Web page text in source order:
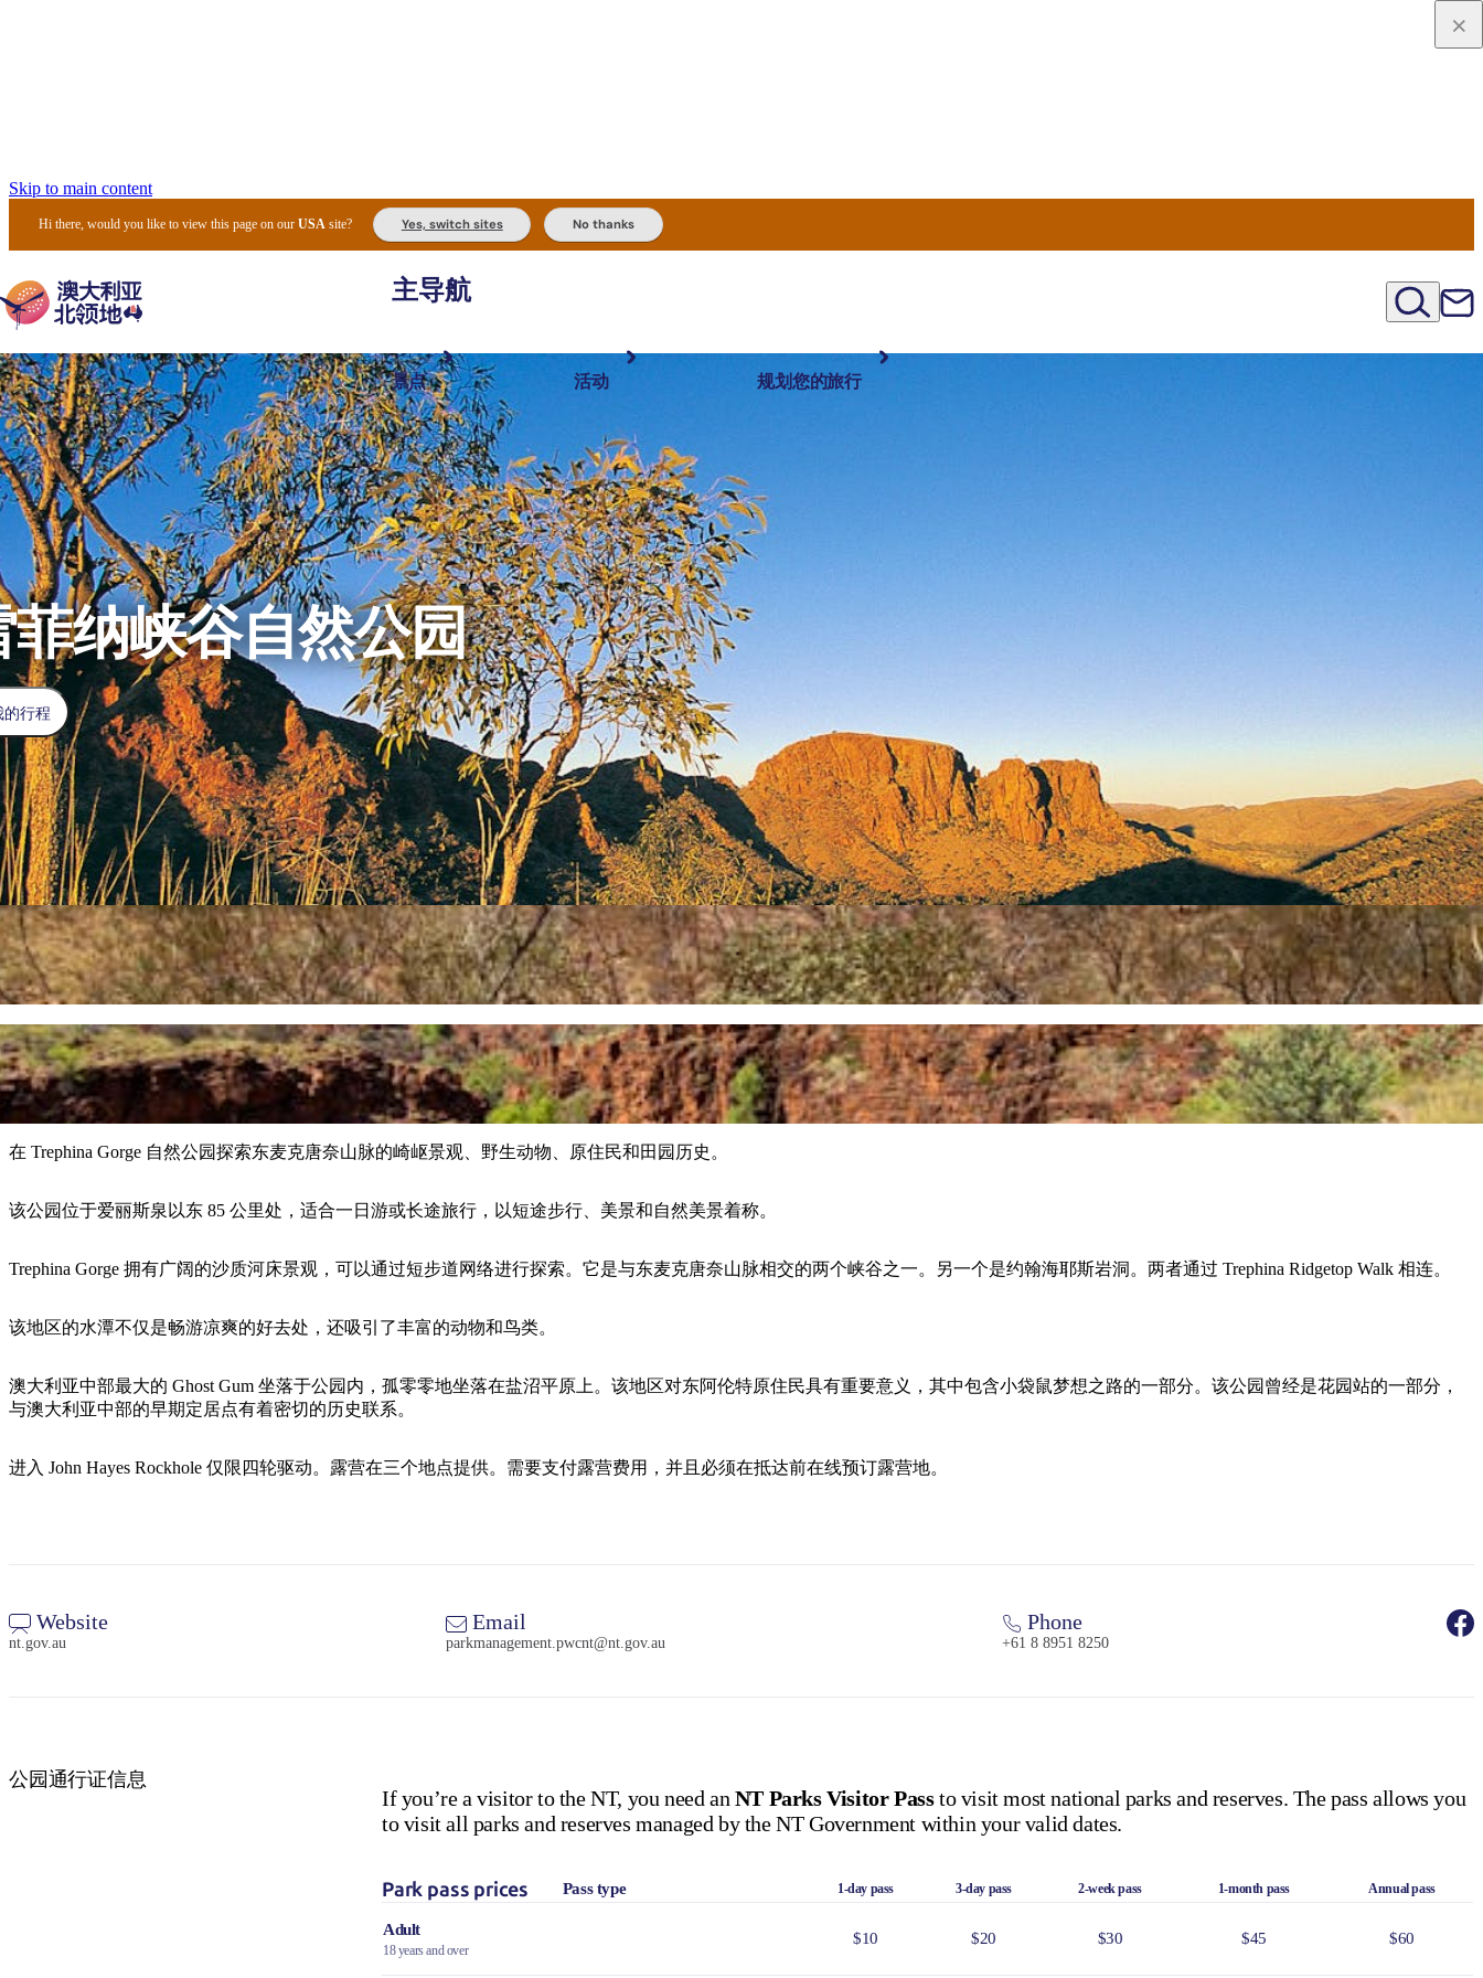
Skip to main content
Hi there, would you like to view this page on ourUSA site? Yes, switch sites No thanks
主导航
景点 活动 规划您的旅行
菲纳峡谷自然公园
的行程
在 Trephina Gorge 自然公园探索东麦克唐奈山脉的崎岖景观、野生动物、原住民和田园历史。
该公园位于爱丽斯泉以东 85 公里处，适合一日游或长途旅行，以短途步行、美景和自然美景着称。
Trephina Gorge 拥有广阔的沙质河床景观，可以通过短步道网络进行探索。它是与东麦克唐奈山脉相交的两个峡谷之一。另一个是约翰海耶斯岩洞。两者通过 Trephina Ridgetop Walk 相连。
该地区的水潭不仅是畅游凉爽的好去处，还吸引了丰富的动物和鸟类。
澳大利亚中部最大的 Ghost Gum 坐落于公园内，孤零零地坐落在盐沼平原上。该地区对东阿伦特原住民具有重要意义，其中包含小袋鼠梦想之路的一部分。该公园曾经是花园站的一部分，
与澳大利亚中部的早期定居点有着密切的历史联系。
进入 John Hayes Rockhole 仅限四轮驱动。露营在三个地点提供。需要支付露营费用，并且必须在抵达前在线预订露营地。
Website
nt.gov.au
Email
parkmanagement.pwcnt@nt.gov.au
Phone
+61 8 8951 8250
公园通行证信息
If you’re a visitor to the NT, you need an NT Parks Visitor Passto visit most national parks and reserves. The pass allows you
to visit all parks and reserves managed by the NT Government within your valid dates.
Park pass prices Pass type 1-day pass 3-day pass 2-week pass 1-month pass Annual pass
Adult
18 years and over
$10 $20 $30 $45 $60